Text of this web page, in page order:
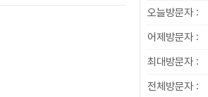
오늘방문자 :
어제방문자 :
최대방문자 :
전체방문자 :